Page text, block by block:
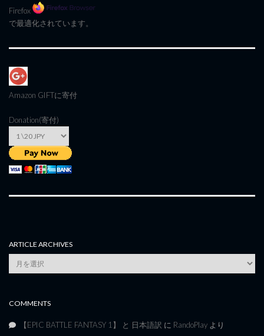
Firefox
で最適化されています。
Amazon GIFTに寄付
Donation(寄付)
ARTICLE ARCHIVES
Article
Archives
COMMENTS
【EPIC BATTLE FANTASY 1】 と 日本語訳 に RandoPlay より